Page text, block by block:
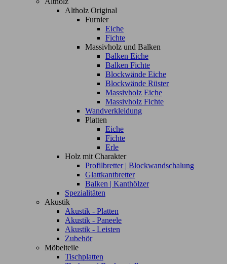
Altholz Original
Furnier
Eiche
Fichte
Massivholz und Balken
Balken Eiche
Balken Fichte
Blockwände Eiche
Blockwände Rüster
Massivholz Eiche
Massivholz Fichte
Wandverkleidung
Platten
Eiche
Fichte
Erle
Holz mit Charakter
Profilbretter | Blockwandschalung
Glattkantbretter
Balken | Kanthölzer
Spezialitäten
Akustik
Akustik - Platten
Akustik - Paneele
Akustik - Leisten
Zubehör
Möbelteile
Tischplatten